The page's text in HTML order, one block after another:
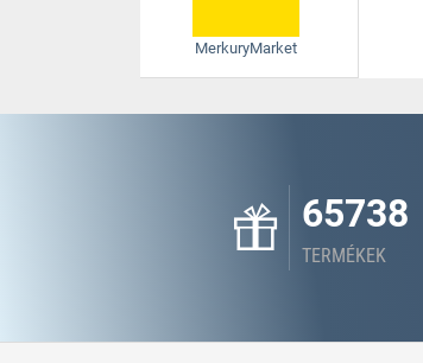
MerkuryMarket
65738
TERMÉKEK